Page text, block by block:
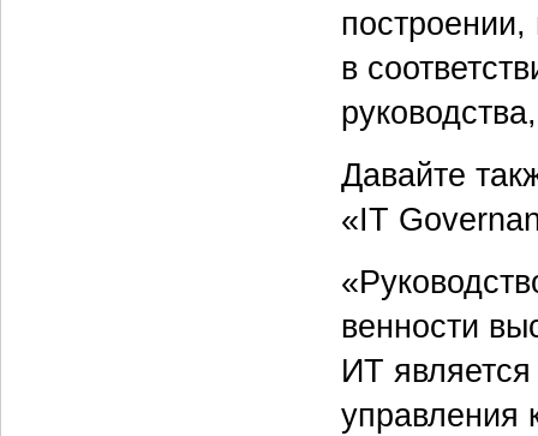
в
Давайте
«IT
венности
ИТ
управления